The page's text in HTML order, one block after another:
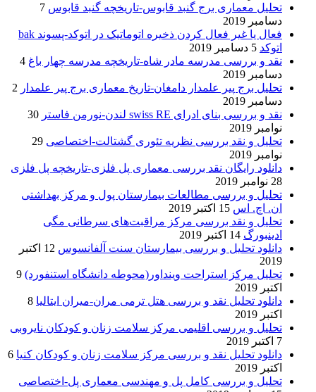
تحلیل معماری برج گنبد قابوس-تاریخچه گنبد قابوس 7
دسامبر 2019
فعال یا غیر فعال کردن ذخیره اتوماتیک در اتوکد-پسوند bak
اتوکد 5 دسامبر 2019
نقد و بررسی مدرسه مادر شاه-تاریخچه مدرسه چهار باغ 4
دسامبر 2019
تحلیل برج پیر علمدار دامغان-تاریخ معماری برج پیر علمدار 2
دسامبر 2019
نقد و بررسی بنای ادرای swiss RE لندن-نورمن فاستر
30
نوامبر 2019
تحلیل و نقد بررسی نظریه تئوری گشتالت-اختصاصی 29
نوامبر 2019
دانلود رایگان نقد بررسی معماری پل فلزی-تاریخچه پل فلزی
28 نوامبر 2019
تحلیل و بررسی مطالعات بیمارستان پول و مرکز بهداشتی
ان. اچ. اس 15 اکتبر 2019
تحلیل و نقد بررسی مرکز مراقبت‌های سرطانی مگی
ادینبورگ 14 اکتبر 2019
دانلود تحلیل و بررسی بیمارستان سنت آلفانسوس
12 اکتبر
2019
تحلیل مرکز استراحت وینداور(محوطه دانشگاه استنفورد) 9
اکتبر 2019
دانلود تحلیل نقد و بررسی هتل ترمی مران-میران ایتالیا 8
اکتبر 2019
تحلیل و بررسی اقلیمی مرکز سلامت زنان و کودکان نایروبی
7 اکتبر 2019
دانلود تحلیل نقد و بررسی مرکز سلامت زنان و کودکان کنیا 6
اکتبر 2019
تحلیل و بررسی کامل پل و مهندسی معماری پل-اختصاصی